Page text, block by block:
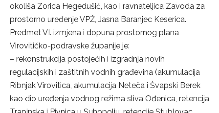
okoliša Zorica Hegedušić, kao i ravnateljica Zavoda za
prostorno uređenje VPŽ, Jasna Baranjec Keserica.
Predmet VI. izmjena i dopuna prostornog plana
Virovitičko-podravske županije je:
– rekonstrukcija postojećih i izgradnja novih
regulacijskih i zaštitnih vodnih građevina (akumulacija
Ribnjak Virovitica, akumulacija Neteča i Švapski Berek
kao dio uređenja vodnog režima sliva Ođenica, retencija